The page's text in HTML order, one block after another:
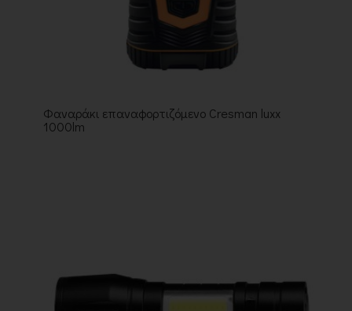
Φαναράκι επαναφορτιζόμενο Cresman luxx
1000lm